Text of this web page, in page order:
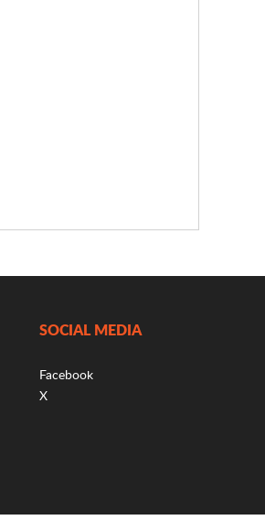
SOCIAL MEDIA
Facebook
X